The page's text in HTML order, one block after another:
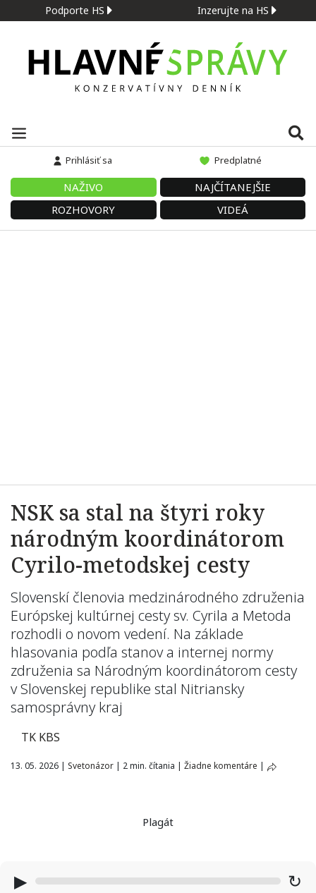
Podporte HS Inzerujte na HS
Prihlásiť sa Predplatné
NAŽIVO
NAJČÍTANEJŠIE
ROZHOVORY
VIDEÁ
NSK sa stal na štyri roky
národným koordinátorom
Cyrilo-metodskej cesty
Slovenskí členovia medzinárodného združenia
Európskej kultúrnej cesty sv. Cyrila a Metoda
rozhodli o novom vedení. Na základe
hlasovania podľa stanov a internej normy
združenia sa Národným koordinátorom cesty
v Slovenskej republike stal Nitriansky
samosprávny kraj
TK KBS
13. 05. 2026 | Svetonázor | 2 min. čítania | Žiadne komentáre |
Plagát
▶ ↻